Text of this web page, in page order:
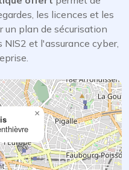
les licences et les
un plan de sécurisation
et l'assurance cyber,
×